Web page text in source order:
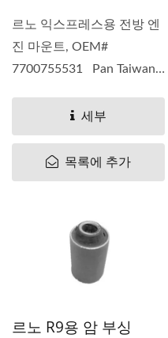
르노 익스프레스용 전방 엔
진 마운트, OEM#
7700755531 Pan Taiwan
세부
목록에 추가
르노 R9용 암 부싱